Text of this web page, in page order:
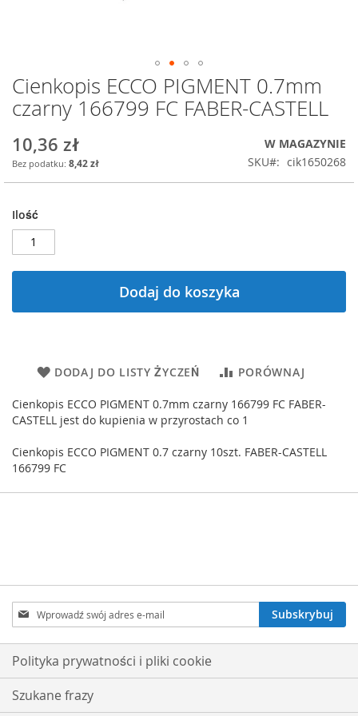
Przejdź
na
początek
Cienkopis ECCO PIGMENT 0.7mm
czarny 166799 FC FABER-CASTELL
10,36 zł
8,42 zł
W MAGAZYNIE
SKU
cik1650268
Ilość
Dodaj do koszyka
DODAJ DO LISTY ŻYCZEŃ PORÓWNAJ
Cienkopis ECCO PIGMENT 0.7mm czarny 166799 FC FABER-
CASTELL jest do kupienia w przyrostach co 1
Cienkopis ECCO PIGMENT 0.7 czarny 10szt. FABER-CASTELL
166799 FC
Subskrybuj
nasz
newsletter:
Subskrybuj
Polityka prywatności i pliki cookie
Szukane frazy